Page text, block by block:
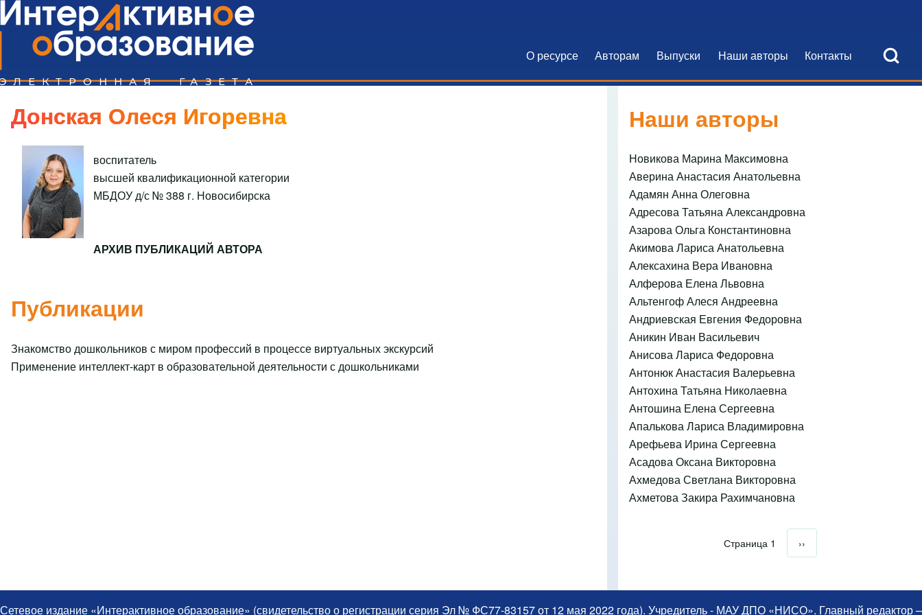
Поиск
Open Search
Основная навигация
О ресурсе Авторам Выпуски Наши авторы Контакты
Донская Олеся Игоревна
воспитатель
высшей квалификационной категории
МБДОУ д/с № 388 г. Новосибирска
АРХИВ ПУБЛИКАЦИЙ АВТОРА
Публикации
Знакомство дошкольников с миром профессий в процессе виртуальных экскурсий
Применение интеллект-карт в образовательной деятельности с дошкольниками
Наши авторы
Новикова Марина Максимовна
Аверина Анастасия Анатольевна
Адамян Анна Олеговна
Адресова Татьяна Александровна
Азарова Ольга Константиновна
Акимова Лариса Анатольевна
Алексахина Вера Ивановна
Алферова Елена Львовна
Альтенгоф Алеся Андреевна
Андриевская Евгения Федоровна
Аникин Иван Васильевич
Анисова Лариса Федоровна
Антонюк Анастасия Валерьевна
Антохина Татьяна Николаевна
Антошина Елена Сергеевна
Апалькова Лариса Владимировна
Арефьева Ирина Сергеевна
Асадова Оксана Викторовна
Ахмедова Светлана Викторовна
Ахметова Закира Рахимчановна
Нумерация страниц
Страница 1 Следующая страница
››
Сетевое издание «Интерактивное образование» (свидетельство о регистрации серия Эл № ФС77-83157 от 12 мая 2022 года). Учредитель - МАУ ДПО «НИСО». Главный редактор –